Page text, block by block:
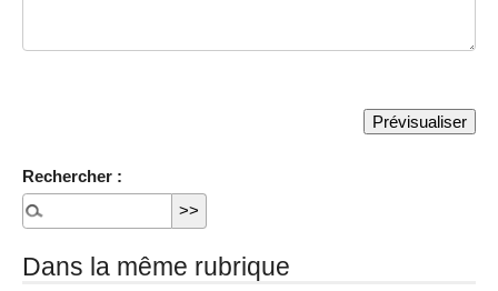
Rechercher :
Dans la même rubrique